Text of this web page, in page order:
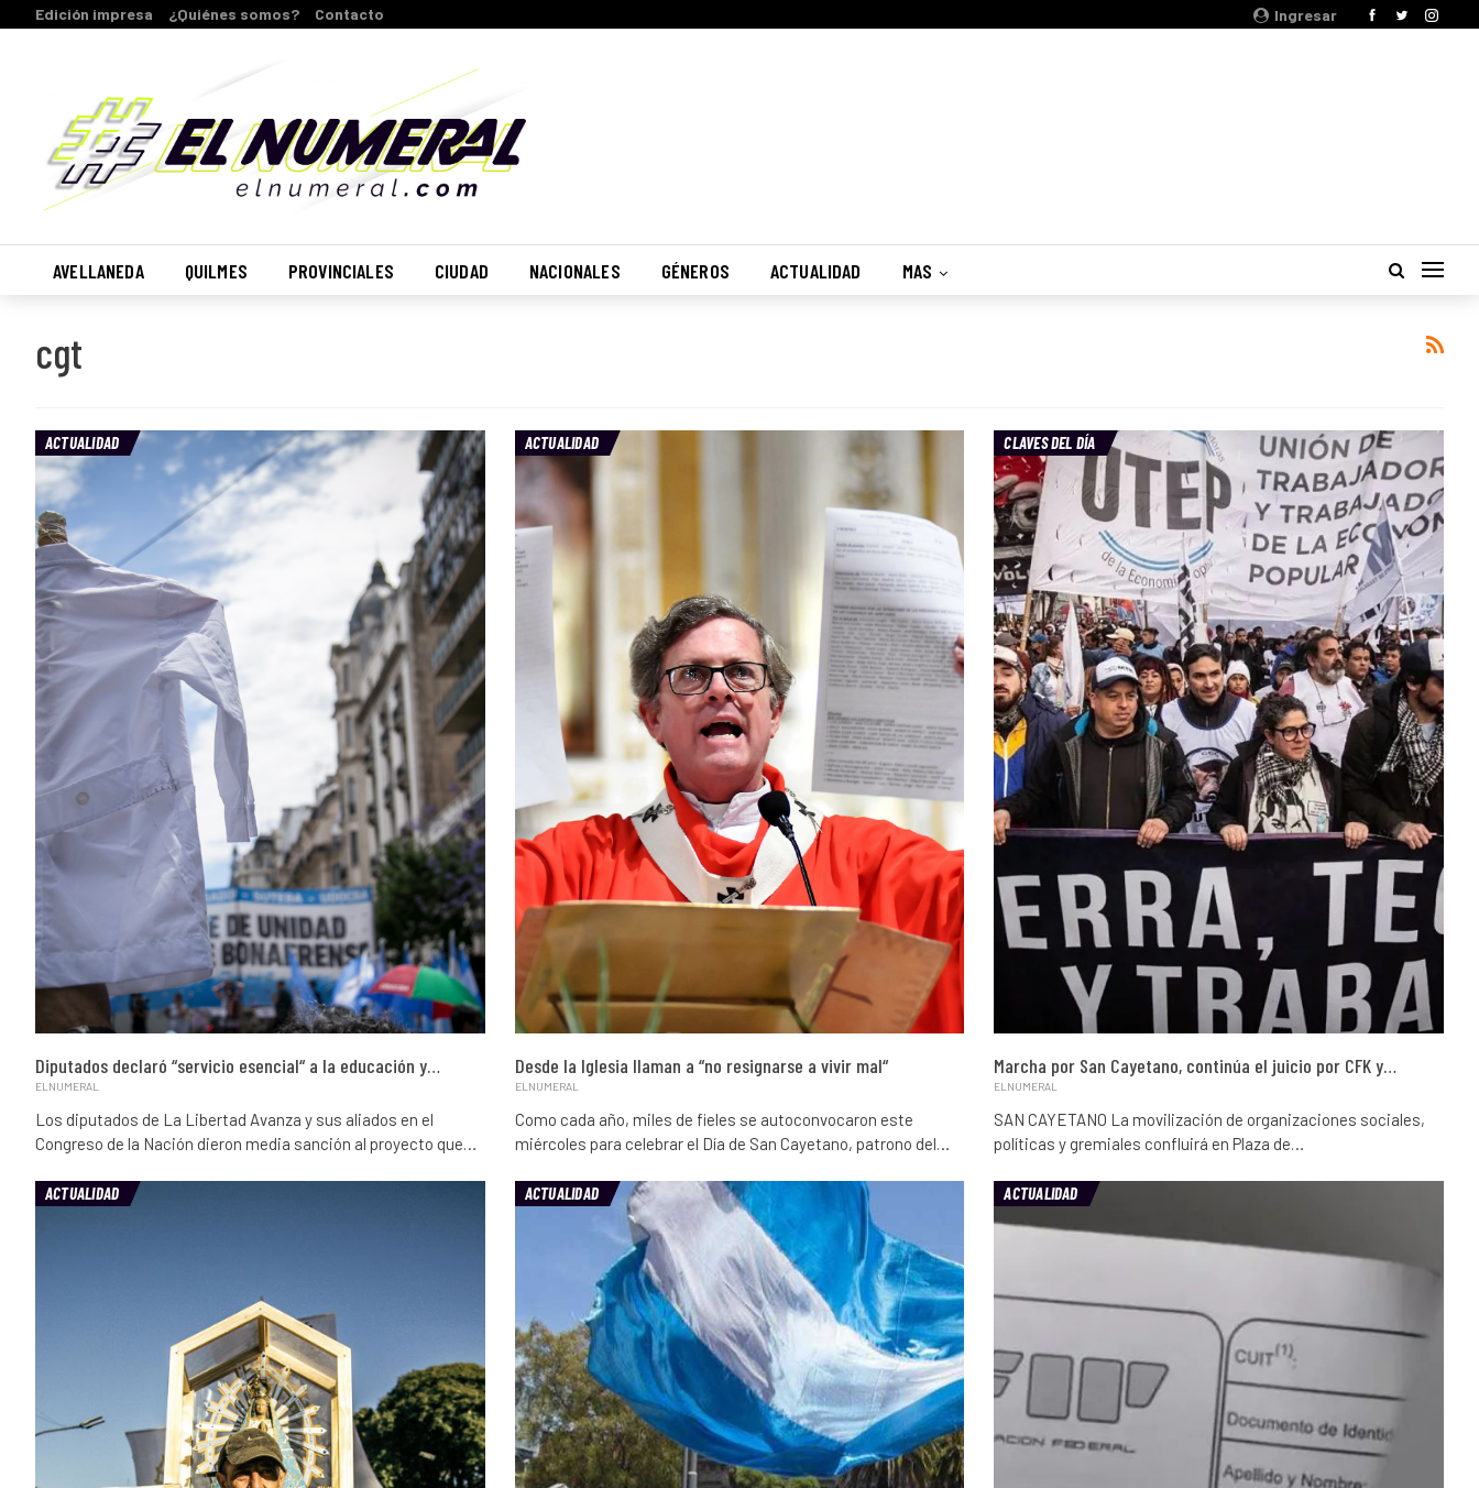
Ingresar
Edición impresa ¿Quiénes somos? Contacto
AVELLANEDA QUILMES PROVINCIALES CIUDAD NACIONALES GÉNEROS ACTUALIDAD MAS
cgt
ACTUALIDAD
Diputados declaró “servicio esencial“ a la educación y…
ELNUMERAL
Los diputados de La Libertad Avanza y sus aliados en el
Congreso de la Nación dieron media sanción al proyecto que…
ACTUALIDAD
Desde la Iglesia llaman a “no resignarse a vivir mal“
ELNUMERAL
Como cada año, miles de fieles se autoconvocaron este
miércoles para celebrar el Día de San Cayetano, patrono del…
CLAVES DEL DÍA
Marcha por San Cayetano, continúa el juicio por CFK y…
ELNUMERAL
SAN CAYETANO La movilización de organizaciones sociales,
políticas y gremiales confluirá en Plaza de…
ACTUALIDAD ACTUALIDAD ACTUALIDAD